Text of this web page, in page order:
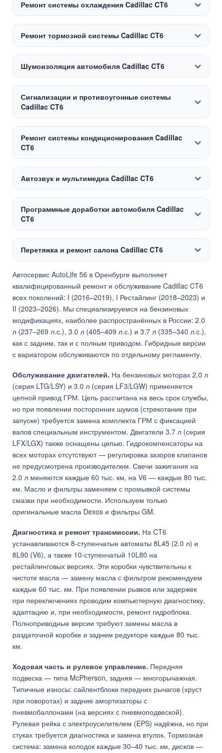
Ремонт системы охлаждения Cadillac CT6
Ремонт тормозной системы Cadillac CT6
Шумоизоляция автомобиля Cadillac CT6
Сигнализации и противоугонные системы
Cadillac CT6
Ремонт системы кондиционирования Cadillac
CT6
Автозвук и мультимедиа Cadillac CT6
Программные доработки автомобиля Cadillac
CT6
Перетяжка и ремонт салона Cadillac CT6
Автосервис AutoLife 56 в Оренбурге выполняет
квалифицированный ремонт и обслуживание Cadillac CT6
всех поколений: I (2016–2019), I Рестайлинг (2018–2023) и
II (2023–2026). Мы специализируемся на бензиновых
модификациях, наиболее распространённых в России: 2.0
л (237–269 л.с.), 3.0 л (405–409 л.с.) и 3.7 л (335–340 л.с.),
как с задним, так и с полным приводом. Гибридные версии
с вариатором обслуживаются по отдельному регламенту.
Обслуживание двигателей. На бензиновых моторах 2.0 л
(серия LTG/LSY) и 3.0 л (серия LF3/LGW) применяется
цепной привод ГРМ. Цепь рассчитана на весь срок службы,
но при появлении посторонних шумов (стрекотание при
запуске) требуется замена комплекта ГРМ с фиксацией
валов специальным инструментом. Двигатели 3.7 л (серия
LFX/LGX) также оснащены цепью. Гидрокомпенсаторы на
всех моторах отсутствуют — регулировка зазоров клапанов
не предусмотрена производителем. Свечи зажигания на
2.0 л меняются каждые 60 тыс. км, на V6 — каждые 80 тыс.
км. Масло и фильтры заменяем с промывкой системы
смазки при необходимости. Используем только
оригинальные масла Dexos и фильтры GM.
Диагностика и ремонт трансмиссии. На CT6
устанавливаются 8-ступенчатые автоматы 8L45 (2.0 л) и
8L90 (V6), а также 10-ступенчатый 10L80 на
рестайлинговых версиях. Эти коробки чувствительны к
чистоте масла — замену масла с фильтром рекомендуем
каждые 60 тыс. км. При появлении рывков или задержек
при переключениях проводим компьютерную диагностику,
адаптацию и, при необходимости, ремонт гидроблока.
Полноприводные версии требуют замены масла в
раздаточной коробке и заднем редукторе каждые 80 тыс.
км.
Ходовая часть и рулевое управление. Передняя
подвеска — типа McPherson, задняя — многорычажная.
Типичные износы: сайлентблоки передних рычагов (хруст
при поворотах) и задние амортизаторы с
пневмобаллонами (на версиях с пневмоподвеской).
Рулевая рейка с электроусилителем (EPS) надёжна, но при
стуках требуется диагностика и замена втулок. Тормозная
система: замена колодок каждые 30–40 тыс. км, дисков —